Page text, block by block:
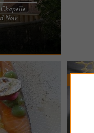
Noir
domaine du
refuge paisible